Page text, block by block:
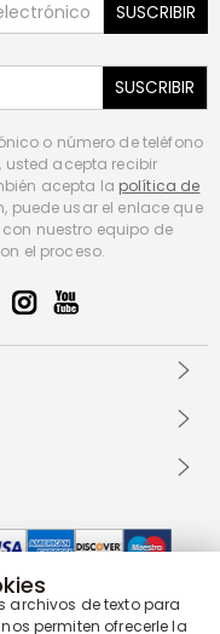
SUSCRIBIR
SUSCRIBIR
o número de teléfono
usted acepta recibir
acepta la política de
puede usar el enlace que
nuestro equipo de
el proceso.
archivos de texto para
permiten ofrecerle la